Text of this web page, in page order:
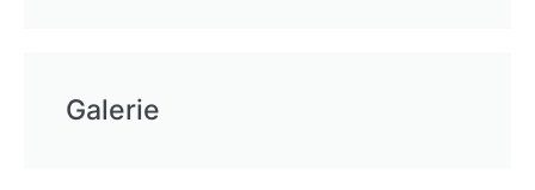
Galerie